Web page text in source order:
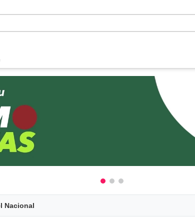
Nacional